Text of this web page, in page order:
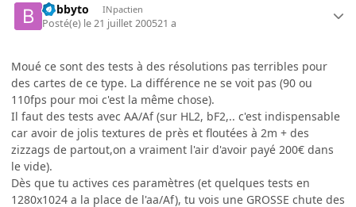
bobbyto INpactien
Posté(e) le 21 juillet 200521 a
Moué ce sont des tests à des résolutions pas terribles pour
des cartes de ce type. La différence ne se voit pas (90 ou
110fps pour moi c'est la même chose).
Il faut des tests avec AA/Af (sur HL2, bF2,.. c'est indispensable
car avoir de jolis textures de près et floutées à 2m + des
zizzags de partout,on a vraiment l'air d'avoir payé 200€ dans
le vide).
Dès que tu actives ces paramètres (et quelques tests en
1280x1024 a la place de l'aa/Af), tu vois une GROSSE chute des